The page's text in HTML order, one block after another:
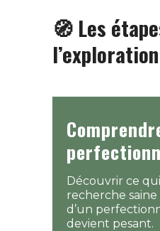
🧭 Les
l’exploration
Découvrir ce
recherche saine
d’un
devient pesant.